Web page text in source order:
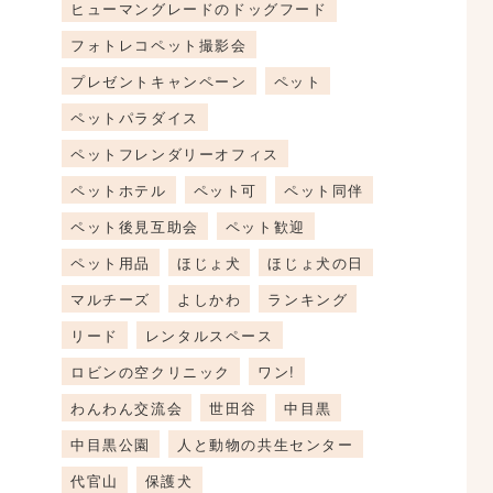
ヒューマングレードのドッグフード
フォトレコペット撮影会
プレゼントキャンペーン
ペット
ペットパラダイス
ペットフレンダリーオフィス
ペットホテル
ペット可
ペット同伴
ペット後見互助会
ペット歓迎
ペット用品
ほじょ犬
ほじょ犬の日
マルチーズ
よしかわ
ランキング
リード
レンタルスペース
ロビンの空クリニック
ワン!
わんわん交流会
世田谷
中目黒
中目黒公園
人と動物の共生センター
代官山
保護犬